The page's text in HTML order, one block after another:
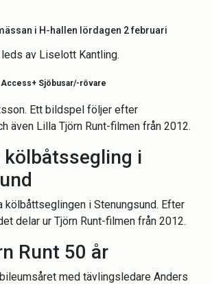
i H-hallen lördagen 2 februari
av Liselott Kantling.
Access+ Sjöbusar/-rövare
Ett bildspel följer efter
även Lilla Tjörn Runt-filmen från 2012.
kölbåtssegling i
kölbåttseglingen i Stenungsund. Efter
delar ur Tjörn Runt-filmen från 2012.
Runt 50 år
med tävlingsledare Anders